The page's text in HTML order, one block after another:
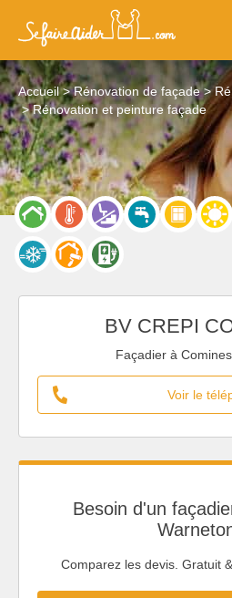
Accueil Rénovation de façade
Rénovation et peinture façade
BV CREPI
Façadier à
Voir le
Besoin d'un
Comparez les devis. Gratuit